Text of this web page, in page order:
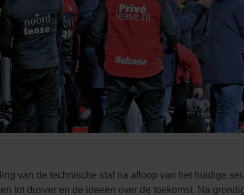
van de technische staf na afloop van het huidige
tot dusver en de ideeën over de toekomst. Na